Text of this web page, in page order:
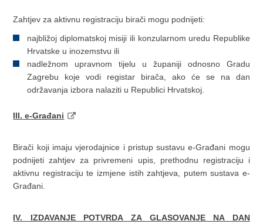
Zahtjev za aktivnu registraciju birači mogu podnijeti:
najbližoj diplomatskoj misiji ili konzularnom uredu Republike
Hrvatske u inozemstvu ili
nadležnom upravnom tijelu u županiji odnosno Gradu
Zagrebu koje vodi registar birača, ako će se na dan
održavanja izbora nalaziti u Republici Hrvatskoj.
III. e-Građani
Birači koji imaju vjerodajnice i pristup sustavu e-Građani mogu
podnijeti zahtjev za privremeni upis, prethodnu registraciju i
aktivnu registraciju te izmjene istih zahtjeva, putem sustava e-
Građani.
IV. IZDAVANJE POTVRDA ZA GLASOVANJE NA DAN